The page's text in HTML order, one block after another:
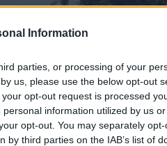
Information
parties, or processing of your
us, please use the below opt-out
opt-out request is processed
information utilized by us
opt-out. You may separately
third parties on the IAB’s list of